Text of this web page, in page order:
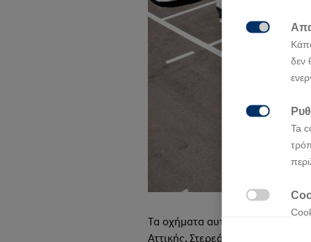
δεν
Ta
Τα οχήματα αυτά αποκτήθηκαν
Αττικής, Στερεάς Ελλάδας,